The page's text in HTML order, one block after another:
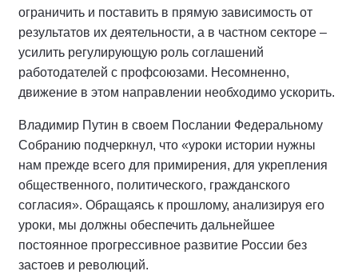
ограничить и поставить в прямую зависимость от
результатов их деятельности, а в частном секторе –
усилить регулирующую роль соглашений
работодателей с профсоюзами. Несомненно,
движение в этом направлении необходимо ускорить.
Владимир Путин в своем Послании Федеральному
Собранию подчеркнул, что «уроки истории нужны
нам прежде всего для примирения, для укрепления
общественного, политического, гражданского
согласия». Обращаясь к прошлому, анализируя его
уроки, мы должны обеспечить дальнейшее
постоянное прогрессивное развитие России без
застоев и революций.